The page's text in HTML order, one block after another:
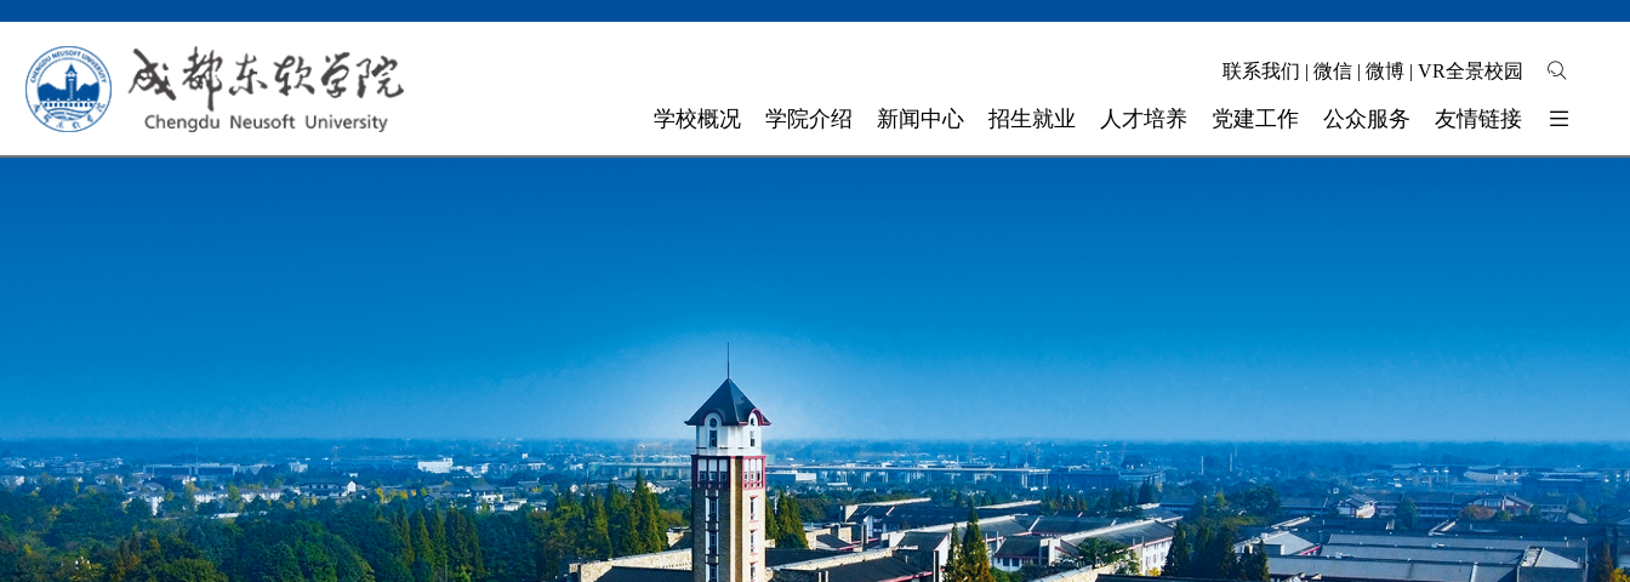
联系我们 | 微信 | 微博 | VR全景校园
学校概况
组织机构
理念特色
大 事 记
领导关怀
校园环境
学院介绍
数字艺术与设计学院
外国语学院
健康医疗科技学院
数智应用技术学院
国际教育学院
新闻中心
媒体聚焦
招生就业 人才培养
校 团 委
师资力量
奖助学金
图书馆
党建工作 公众服务
联系我们
友情链接
四川省高校网络理政平台